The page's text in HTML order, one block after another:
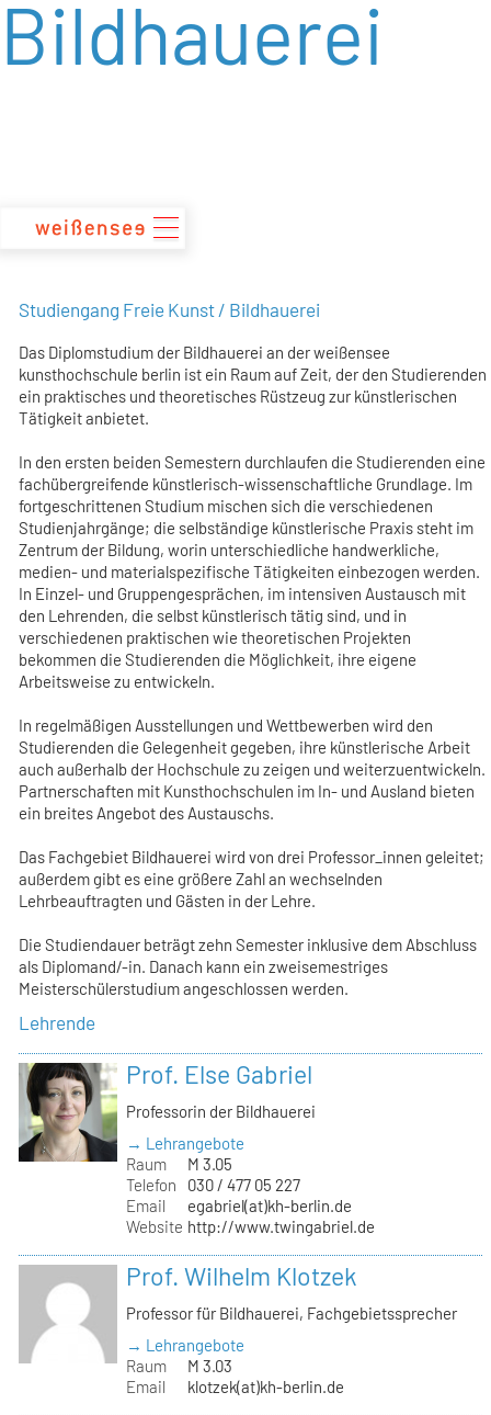
zum
Inhalt
Bildhauerei
Studiengang Freie Kunst / Bildhauerei
Das Diplomstudium der Bildhauerei an der weißensee
kunsthochschule berlin ist ein Raum auf Zeit, der den Studierenden
ein praktisches und theoretisches Rüstzeug zur künstlerischen
Tätigkeit anbietet.
In den ersten beiden Semestern durchlaufen die Studierenden eine
fachübergreifende künstlerisch-wissenschaftliche Grundlage. Im
fortgeschrittenen Studium mischen sich die verschiedenen
Studienjahrgänge; die selbständige künstlerische Praxis steht im
Zentrum der Bildung, worin unterschiedliche handwerkliche,
medien- und materialspezifische Tätigkeiten einbezogen werden.
In Einzel- und Gruppengesprächen, im intensiven Austausch mit
den Lehrenden, die selbst künstlerisch tätig sind, und in
verschiedenen praktischen wie theoretischen Projekten
bekommen die Studierenden die Möglichkeit, ihre eigene
Arbeitsweise zu entwickeln.
In regelmäßigen Ausstellungen und Wettbewerben wird den
Studierenden die Gelegenheit gegeben, ihre künstlerische Arbeit
auch außerhalb der Hochschule zu zeigen und weiterzuentwickeln.
Partnerschaften mit Kunsthochschulen im In- und Ausland bieten
ein breites Angebot des Austauschs.
Das Fachgebiet Bildhauerei wird von drei Professor_innen geleitet;
außerdem gibt es eine größere Zahl an wechselnden
Lehrbeauftragten und Gästen in der Lehre.
Die Studiendauer beträgt zehn Semester inklusive dem Abschluss
als Diplomand/-in. Danach kann ein zweisemestriges
Meisterschülerstudium angeschlossen werden.
Lehrende
Prof. Else Gabriel
Professorin der Bildhauerei
→ Lehrangebote
Raum
M 3.05
Telefon
030 / 477 05 227
Email
egabriel(at)kh-berlin.de
Website http://www.twingabriel.de
Prof. Wilhelm Klotzek
Professor für Bildhauerei, Fachgebietssprecher
→ Lehrangebote
Raum
M 3.03
Email
klotzek(at)kh-berlin.de